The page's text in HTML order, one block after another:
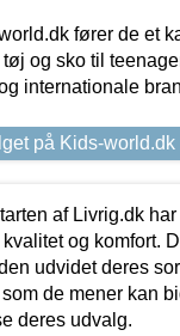
fører de et
og sko til
internationale
på Kids-world.dk
af Livrig.dk
og komfort.
udvidet deres
de mener kan
deres udvalg.